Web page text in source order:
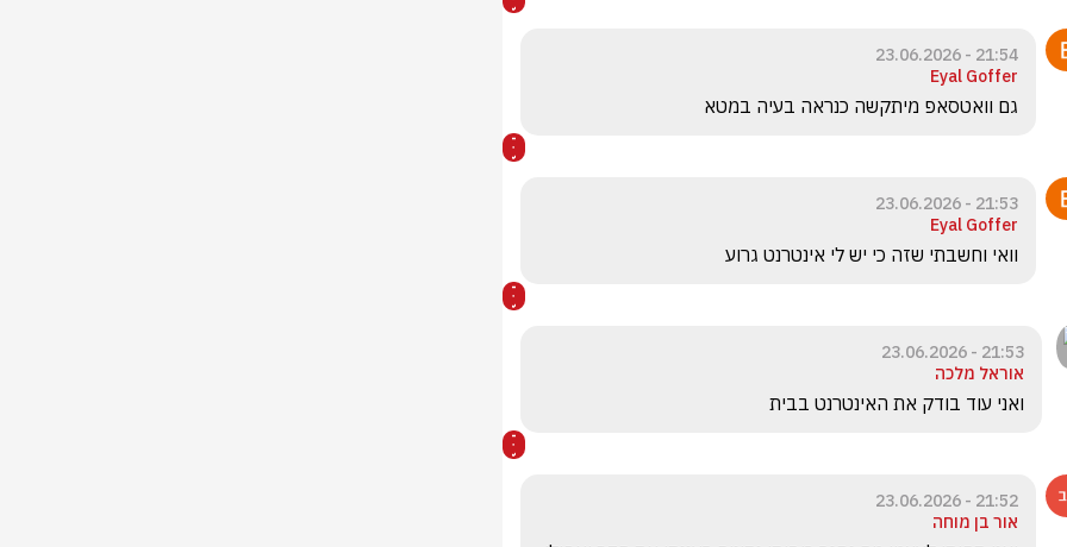
21:54 - 23.06.2026
Eyal Goffer
גם וואטסאפ מיתקשה כנראה בעיה במטא
21:53 - 23.06.2026
Eyal Goffer
וואי וחשבתי שזה כי יש לי אינטרנט גרוע
21:53 - 23.06.2026
אוראל מלכה
ואני עוד בודק את האינטרנט בבית
21:52 - 23.06.2026
אור בן מוחה